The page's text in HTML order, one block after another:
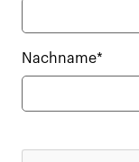
Nachname*